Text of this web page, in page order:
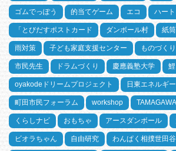
ゴムでっぽう 的当てゲーム エコ ハート
「とびだすポストカード ダンボール村 紙
雨対策 子ども家庭支援センター ものづくり
市民先生 ドラムづくり 慶應義塾大学 鯉
oyakodeドリームプロジェクト 日東エネルギー
町田市民フォーラム workshop
くらしナビ おもちゃ アースダンボール
ビオラちゃん 自由研究 わんぱく相撲世田